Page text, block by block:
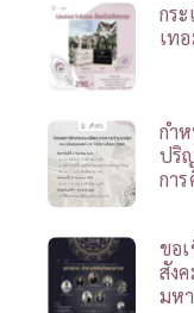
กร
เท
กำ
ปริ
กา
ขอ
สัง
มห